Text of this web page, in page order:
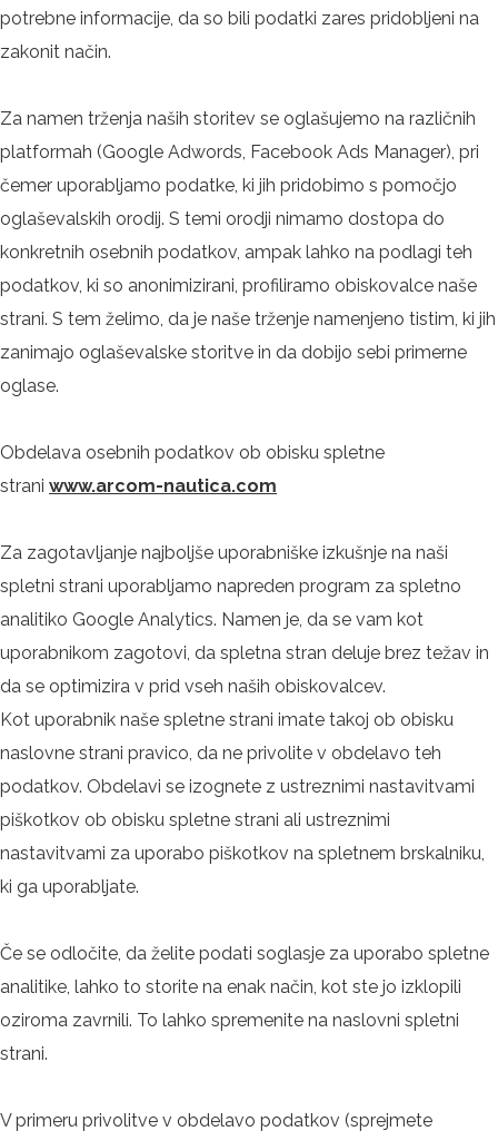
potrebne informacije, da so bili podatki zares pridobljeni na
zakonit način.
Za namen trženja naših storitev se oglašujemo na različnih
platformah (Google Adwords, Facebook Ads Manager), pri
čemer uporabljamo podatke, ki jih pridobimo s pomočjo
oglaševalskih orodij. S temi orodji nimamo dostopa do
konkretnih osebnih podatkov, ampak lahko na podlagi teh
podatkov, ki so anonimizirani, profiliramo obiskovalce naše
strani. S tem želimo, da je naše trženje namenjeno tistim, ki jih
zanimajo oglaševalske storitve in da dobijo sebi primerne
oglase.
Obdelava osebnih podatkov ob obisku spletne
strani www.arcom-nautica.com
Za zagotavljanje najboljše uporabniške izkušnje na naši
spletni strani uporabljamo napreden program za spletno
analitiko Google Analytics. Namen je, da se vam kot
uporabnikom zagotovi, da spletna stran deluje brez težav in
da se optimizira v prid vseh naših obiskovalcev.
Kot uporabnik naše spletne strani imate takoj ob obisku
naslovne strani pravico, da ne privolite v obdelavo teh
podatkov. Obdelavi se izognete z ustreznimi nastavitvami
piškotkov ob obisku spletne strani ali ustreznimi
nastavitvami za uporabo piškotkov na spletnem brskalniku,
ki ga uporabljate.
Če se odločite, da želite podati soglasje za uporabo spletne
analitike, lahko to storite na enak način, kot ste jo izklopili
oziroma zavrnili. To lahko spremenite na naslovni spletni
strani.
V primeru privolitve v obdelavo podatkov (sprejmete